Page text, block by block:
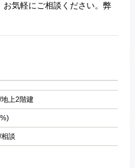
気軽にご相談ください。弊
地上2階建
談